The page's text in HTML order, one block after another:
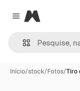
Close menu
Magnific
Início/stock/Fotos/Tiro